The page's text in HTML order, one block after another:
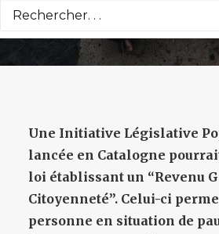
11 JANVIER 2013
Une Initiative Législative
lancée en Catalogne
loi établissant un “Revenu
Citoyenneté”. Celui-ci
personne en situation de